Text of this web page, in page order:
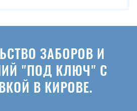
ЗАБОРОВ И
"ПОД КЛЮЧ" С
В КИРОВЕ.